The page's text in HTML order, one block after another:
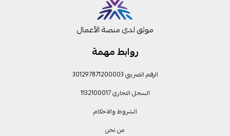
روابط مهمة
الرقم الضريبي 301297871200003
السجل التجاري 1132100017
الشروط والاحكام
من نحن
موثق لدى منصة الأعمال